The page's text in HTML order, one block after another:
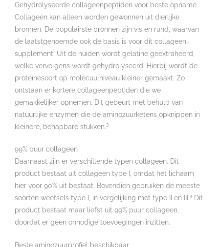
Gehydrolyseerde collageenpeptiden voor beste opname
Collageen kan alleen worden gewonnen uit dierlijke
bronnen. De populairste bronnen zijn vis en rund, waarvan
de laatstgenoemde ook de basis is voor dit collageen-
supplement. Uit de huiden wordt gelatine geextraheerd,
welke vervolgens wordt gehydrolyseerd. Hierbij wordt de
proteïnesoort op molecuulniveau kleiner gemaakt. Zo
ontstaan er kortere collageenpeptiden die we
gemakkelijker opnemen. Dit gebeurt met behulp van
natuurlijke enzymen die de aminozuurketens opknippen in
kleinere, behapbare stukken.3
99% puur collageen
Daarnaast zijn er verschillende typen collageen. Dit
product bestaat uit collageen type I, omdat het lichaam
hier voor 90% uit bestaat. Bovendien gebruiken de meeste
soorten weefsels type I, in vergelijking met type II en III.4 Dit
product bestaat maar liefst uit 99% puur collageen,
doordat er geen onnodige toevoegingen inzitten.
Beste aminozuurprofiel beschikbaar